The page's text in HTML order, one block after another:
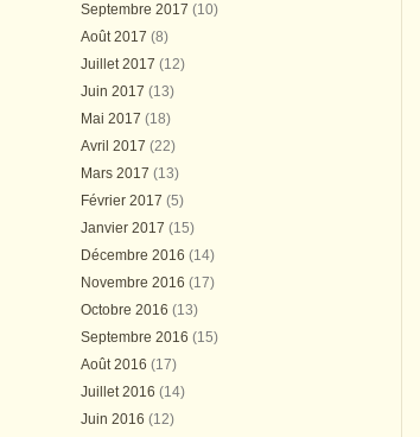
Septembre 2017 (10)
Août 2017 (8)
Juillet 2017 (12)
Juin 2017 (13)
Mai 2017 (18)
Avril 2017 (22)
Mars 2017 (13)
Février 2017 (5)
Janvier 2017 (15)
Décembre 2016 (14)
Novembre 2016 (17)
Octobre 2016 (13)
Septembre 2016 (15)
Août 2016 (17)
Juillet 2016 (14)
Juin 2016 (12)